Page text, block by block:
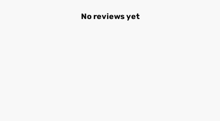
No reviews yet